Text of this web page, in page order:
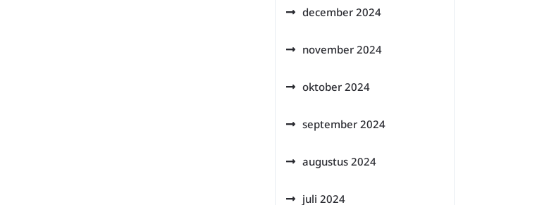
december 2024
november 2024
oktober 2024
september 2024
augustus 2024
juli 2024